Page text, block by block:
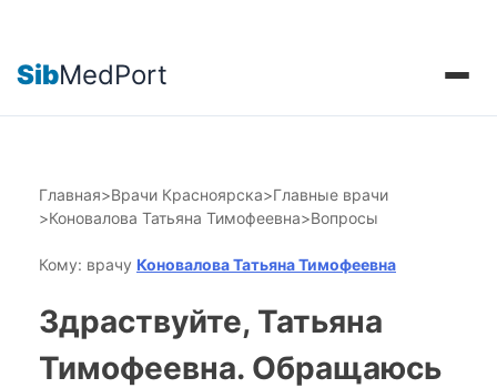
SibMedPort
Главная>Врачи Красноярска>Главные врачи
>Коновалова Татьяна Тимофеевна>Вопросы
Кому: врачу Коновалова Татьяна Тимофеевна
Здраствуйте, Татьяна
Тимофеевна. Обращаюсь